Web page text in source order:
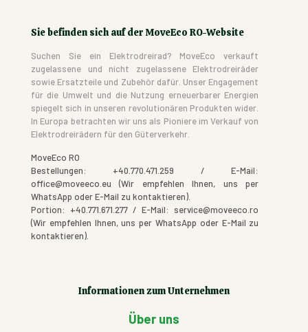
Sie befinden sich auf der MoveEco RO-Website
Suchen Sie ein Elektrodreirad? MoveEco verkauft
zugelassene und nicht zugelassene Elektrodreiräder
sowie Ersatzteile und Zubehör dafür. Unser Engagement
für die Umwelt und die Nutzung erneuerbarer Energien
spiegelt sich in unseren revolutionären Produkten wider.
In Europa betrachten wir uns als Pioniere im Verkauf von
Elektrodreirädern für den Güterverkehr.
MoveEco RO
Bestellungen: +40.770.471.259 / E-Mail:
office@moveeco.eu (Wir empfehlen Ihnen, uns per
WhatsApp oder E-Mail zu kontaktieren).
Portion: +40.771.671.277 / E-Mail: service@moveeco.ro
(Wir empfehlen Ihnen, uns per WhatsApp oder E-Mail zu
kontaktieren).
Informationen zum Unternehmen
Über uns